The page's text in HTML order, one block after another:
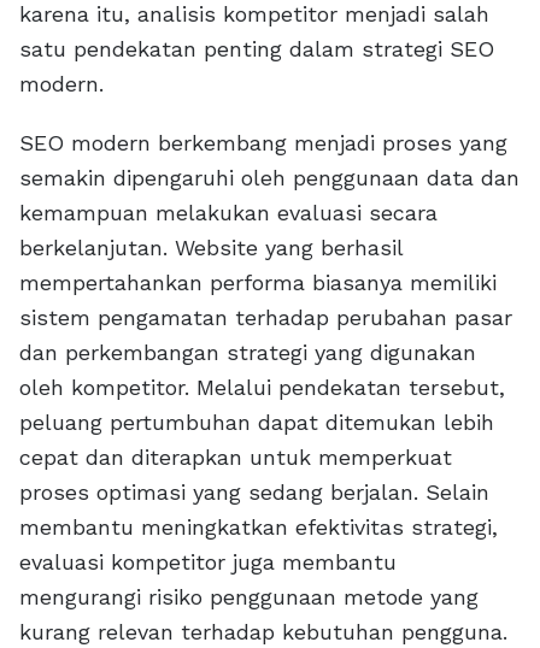
karena itu, analisis kompetitor menjadi salah
satu pendekatan penting dalam strategi SEO
modern.
SEO modern berkembang menjadi proses yang
semakin dipengaruhi oleh penggunaan data dan
kemampuan melakukan evaluasi secara
berkelanjutan. Website yang berhasil
mempertahankan performa biasanya memiliki
sistem pengamatan terhadap perubahan pasar
dan perkembangan strategi yang digunakan
oleh kompetitor. Melalui pendekatan tersebut,
peluang pertumbuhan dapat ditemukan lebih
cepat dan diterapkan untuk memperkuat
proses optimasi yang sedang berjalan. Selain
membantu meningkatkan efektivitas strategi,
evaluasi kompetitor juga membantu
mengurangi risiko penggunaan metode yang
kurang relevan terhadap kebutuhan pengguna.